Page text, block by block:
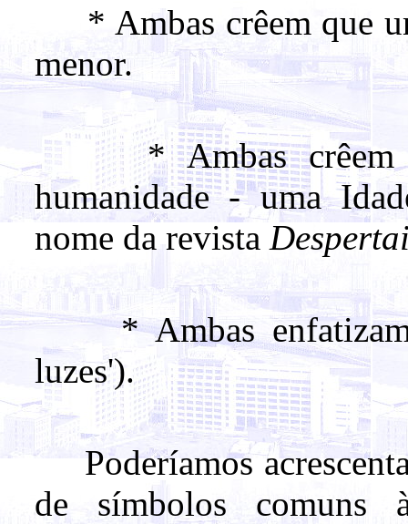
* Ambas crêem que
menor.
* Ambas crêem
humanidade - uma
nome da revista
* Ambas enfatizam a
luzes').
Poderíamos
de símbolos comuns